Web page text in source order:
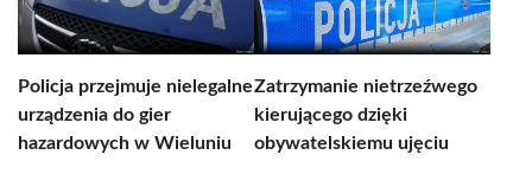
Policja przejmuje nielegalne
urządzenia do gier
hazardowych w Wieluniu
Zatrzymanie nietrzeźwego
kierującego dzięki
obywatelskiemu ujęciu